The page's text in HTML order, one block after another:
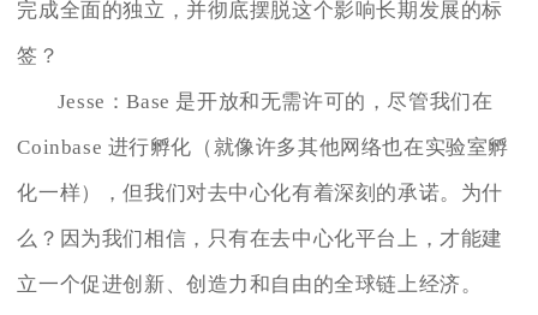
完成全面的独立，并彻底摆脱这个影响长期发展的标
签？
Jesse：Base 是开放和无需许可的，尽管我们在
Coinbase 进行孵化（就像许多其他网络也在实验室孵
化一样），但我们对去中心化有着深刻的承诺。为什
么？因为我们相信，只有在去中心化平台上，才能建
立一个促进创新、创造力和自由的全球链上经济。